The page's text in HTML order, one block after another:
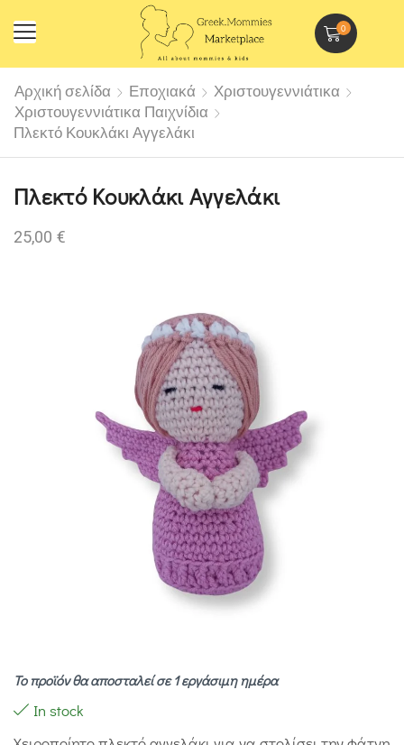
0
Αρχική σελίδα Εποχιακά
Χριστουγεννιάτικα
Χριστουγεννιάτικα Παιχνίδια
Πλεκτό Κουκλάκι Αγγελάκι
Πλεκτό Κουκλάκι Αγγελάκι
25,00 €
Το προϊόν θα αποσταλεί σε 1 εργάσιμη ημέρα
In stock